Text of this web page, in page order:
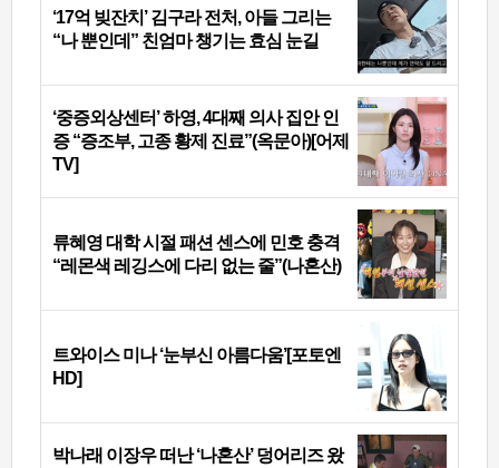
‘17억 빚잔치’ 김구라 전처, 아들 그리는
“나 뿐인데” 친엄마 챙기는 효심 눈길
‘중증외상센터’ 하영, 4대째 의사 집안 인
증 “증조부, 고종 황제 진료”(옥문아)[어제
TV]
류혜영 대학 시절 패션 센스에 민호 충격
“레몬색 레깅스에 다리 없는 줄”(나혼산)
트와이스 미나 ‘눈부신 아름다움’[포토엔
HD]
박나래 이장우 떠난 ‘나혼산’ 덩어리즈 왔